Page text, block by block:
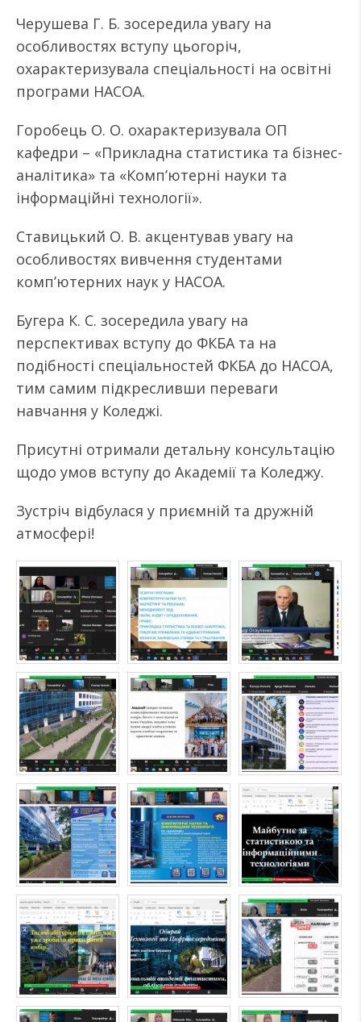
Черушева Г. Б. зосередила увагу на
особливостях вступу цьогоріч,
охарактеризувала спеціальності на освітні
програми НАСОА.
Горобець О. О. охарактеризувала ОП
кафедри – «Прикладна статистика та бізнес-
аналітика» та «Комп’ютерні науки та
інформаційні технології».
Ставицький О. В. акцентував увагу на
особливостях вивчення студентами
комп’ютерних наук у НАСОА.
Бугера К. С. зосередила увагу на
перспективах вступу до ФКБА та на
подібності спеціальностей ФКБА до НАСОА,
тим самим підкресливши переваги
навчання у Коледжі.
Присутні отримали детальну консультацію
щодо умов вступу до Академії та Коледжу.
Зустріч відбулася у приємній та дружній
атмосфері!